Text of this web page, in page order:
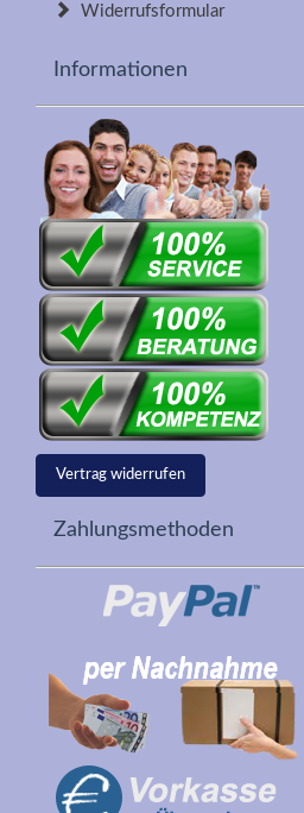
Widerrufsformular
Informationen
Vertrag widerrufen
Zahlungsmethoden